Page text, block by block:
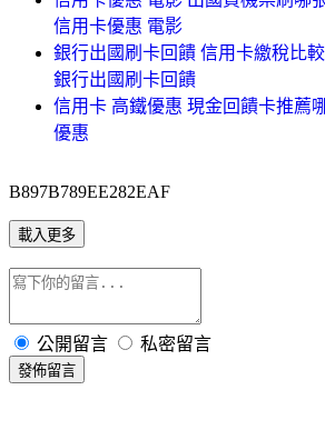
信用卡優惠 電影
銀行出國刷卡回饋 信用卡繳稅比
銀行出國刷卡回饋
信用卡 高鐵優惠 現金回饋卡推薦
優惠
B897B789EE282EAF
載入更多
公開留言 私密留言
發佈留言